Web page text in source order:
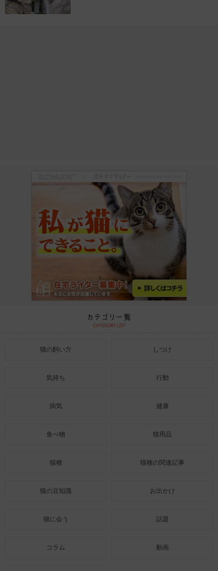
猫の飼い方 しつけ
気持ち 行動
病気 健康
食べ物 猫用品
猫種 猫種の関連記事
猫の豆知識 お出かけ
猫に会う 話題
コラム 動画